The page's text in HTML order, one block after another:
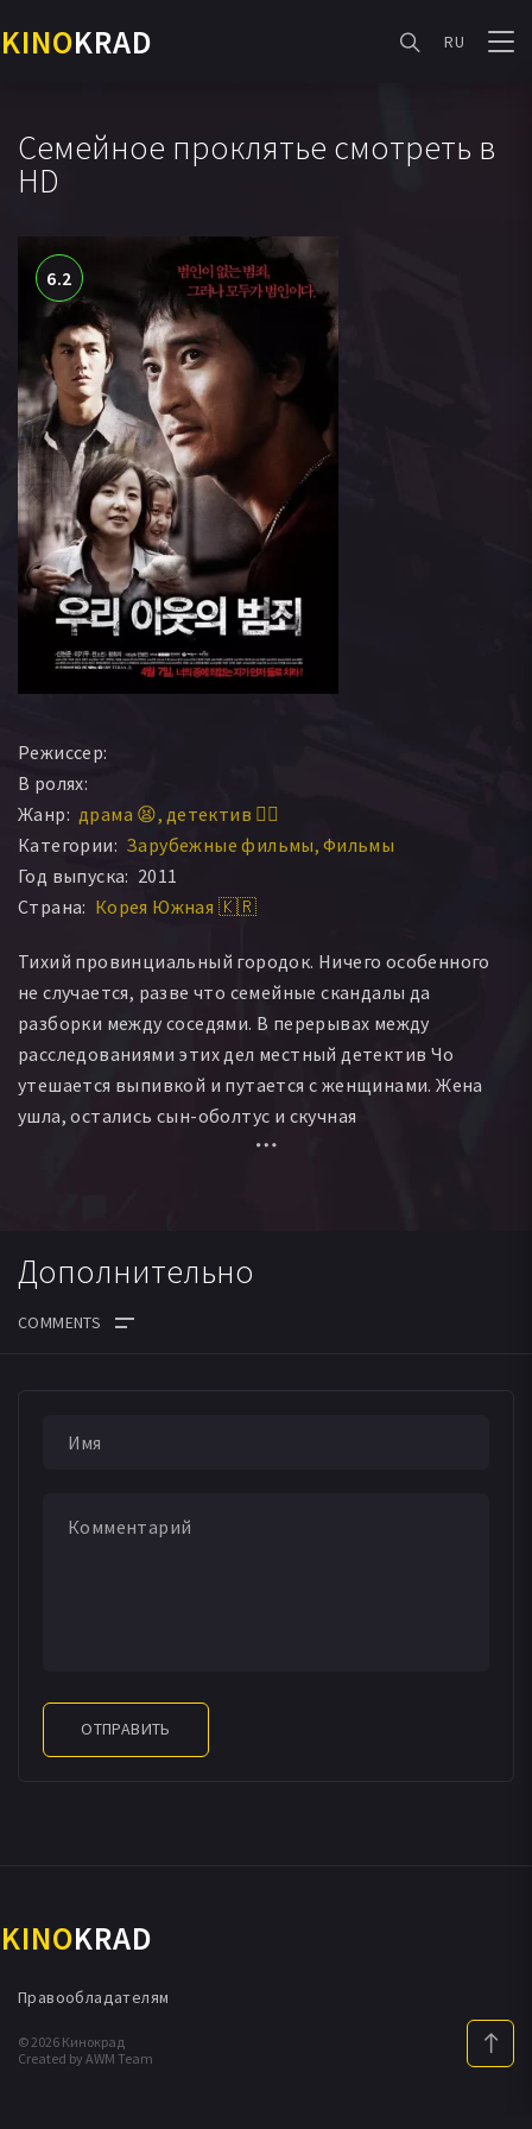
KINOKRAD RU
Семейное проклятье смотреть в
HD
6.2
Режиссер:
В ролях:
Жанр: драма 😫 детектив 🕵️‍♂️
Категории: Зарубежные фильмы Фильмы
Год выпуска: 2011
Страна: Корея Южная 🇰🇷
Тихий провинциальный городок. Ничего особенного
не случается, разве что семейные скандалы да
разборки между соседями. В перерывах между
расследованиями этих дел местный детектив Чо
утешается выпивкой и путается с женщинами. Жена
ушла, остались сын-оболтус и скучная
бесперспективная работа. Но однажды на окраине
Дополнительно
ОТПРАВИТЬ
KINOKRAD
© 2026 Кинокрад
Created by AWM Team
Правообладателям